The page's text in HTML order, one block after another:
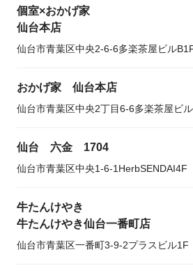
個室×おかげ家
仙台本店
仙台市青葉区中央2-6-6多楽茶屋ビル
おかげ家 仙台本店
仙台市青葉区中央2丁目6-6多楽茶屋ビ
仙台 六金 1704
仙台市青葉区中央1-6-1HerbSENDAI4F
牛たんけやき
牛たんけやき仙台一番町店
仙台市青葉区一番町3-9-2プラスビル1F